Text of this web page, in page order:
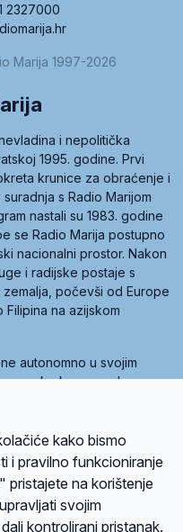
2327000
Marija 1997-2026
i nepolitička
1995. godine. Prvi
krunice za obraćenje i
s Radio Marijom
nastali su 1983. godine
se Radio Marija postupno
nacionalni prostor. Nakon
i radijske postaje s
počevši od Europe
na azijskom
autonomno u svojim
preko krovne udruge
(World Family of
je sedam članica, među
KontaktPravila privatnosti
kako bismo
i pravilno funkcioniranje
pristajete na korištenje
svojim
kontrolirani pristanak.